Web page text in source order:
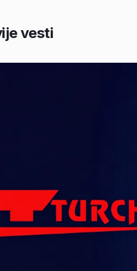
vesti